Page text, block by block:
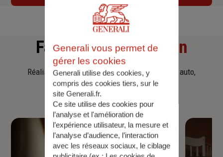
Faitesune simulation
Réalisez une simulation tarifaire d'assurance, auto,
habitation, prêt immobilier.
Generali vous permet de
gérer les cookies
Generali utilise des cookies, y
compris des cookies tiers, sur le
site Generali.fr.
Ce site utilise des cookies pour
l’analyse et l'amélioration de
l’expérience utilisateur, la mesure et
l’analyse d’audience, l’interaction
avec les réseaux sociaux, le ciblage